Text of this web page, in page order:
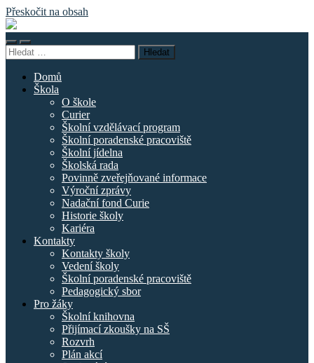
Přeskočit na obsah
Základní
škola
náměstí
Curieových
Přepnout
mobilní
Přepnout
vyhledávací
Vyhledávání
Domů
Škola
O škole
Curier
Školní vzdělávací program
Školní poradenské pracoviště
Školní jídelna
Školská rada
Povinně zveřejňované informace
Výroční zprávy
Nadační fond Curie
Historie školy
Kariéra
Kontakty
Kontakty školy
Vedení školy
Školní poradenské pracoviště
Pedagogický sbor
Pro žáky
Školní knihovna
Přijímací zkoušky na SŠ
Rozvrh
Plán akcí